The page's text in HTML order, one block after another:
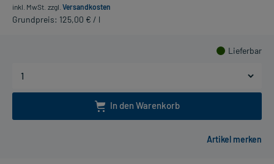
inkl. MwSt. zzgl. Versandkosten
Grundpreis: 125,00 € / l
Lieferbar
In den Warenkorb